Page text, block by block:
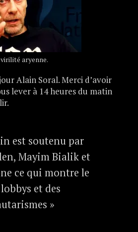
aryenne.
Alain Soral. Merci d’avoir
lever à 14 heures du matin
est soutenu par
Mayim Bialik et
ce qui montre le
et des
»